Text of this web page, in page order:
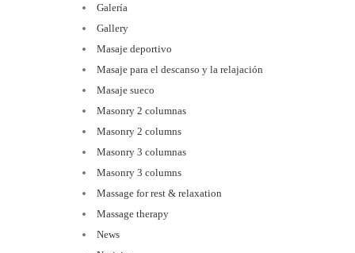
Galería
Gallery
Masaje deportivo
Masaje para el descanso y la relajación
Masaje sueco
Masonry 2 columnas
Masonry 2 columns
Masonry 3 columnas
Masonry 3 columns
Massage for rest & relaxation
Massage therapy
News